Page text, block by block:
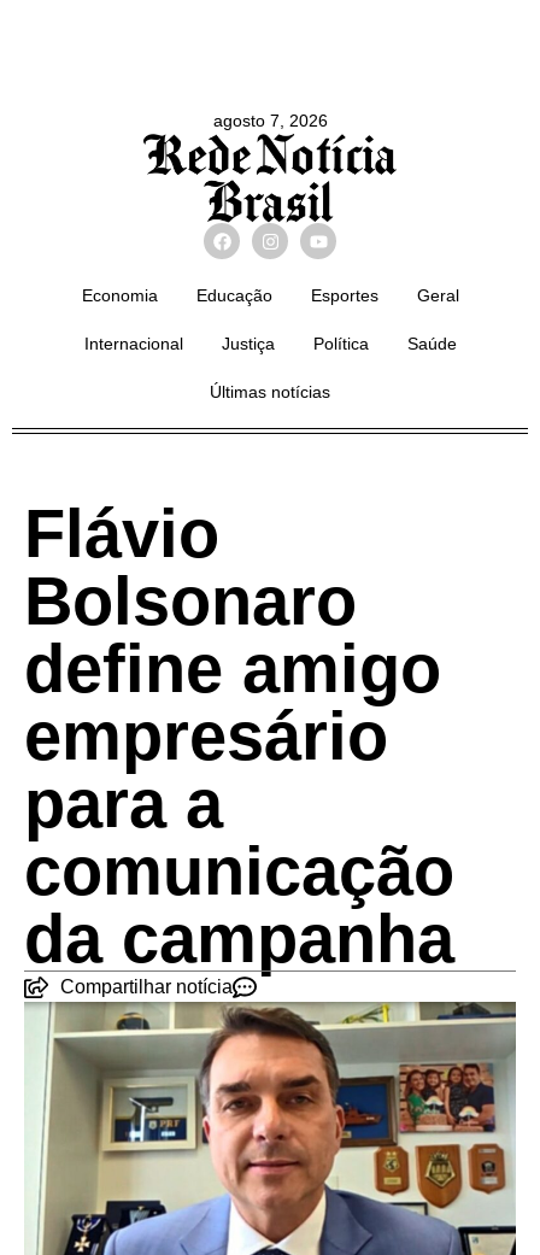
agosto 7, 2026
Economia Educação Esportes Geral
Internacional Justiça Política Saúde
Últimas notícias
Flávio
Bolsonaro
define amigo
empresário
para a
comunicação
da campanha
Compartilhar notícia